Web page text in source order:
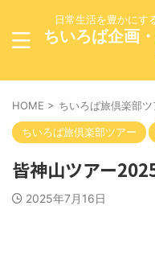
日常生活を豊かにす
ちいろば企画
HOME > ちいろば旅倶楽部ツ
ちいろば旅倶楽部ツアー
皆神山ツアー
2025年7月16日